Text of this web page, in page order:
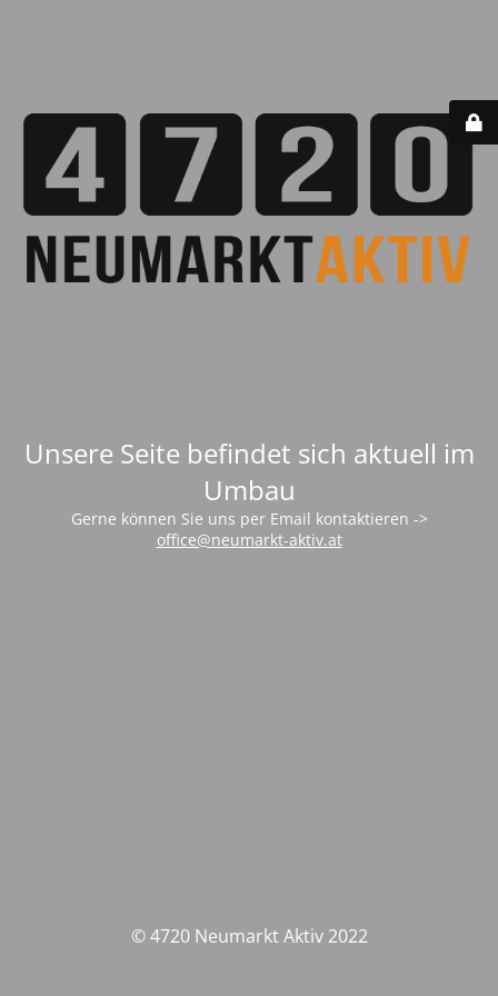
Unsere Seite befindet sich aktuell im
Umbau
Gerne können Sie uns per Email kontaktieren ->
office@neumarkt-aktiv.at
© 4720 Neumarkt Aktiv 2022